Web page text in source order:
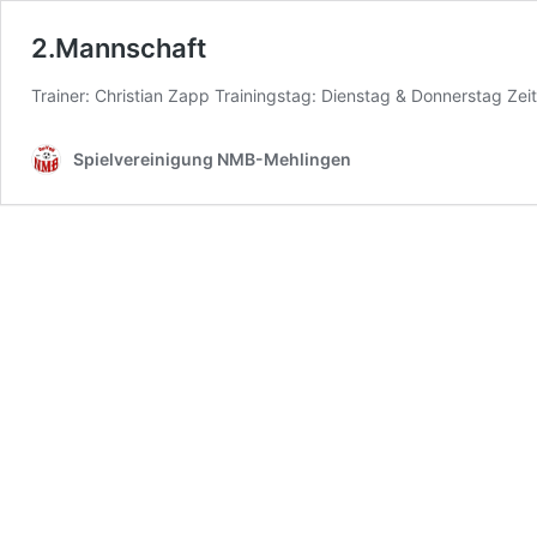
2.Mannschaft
Trainer: Christian Zapp Trainingstag: Dienstag & Donnerstag
Spielvereinigung NMB-Mehlingen